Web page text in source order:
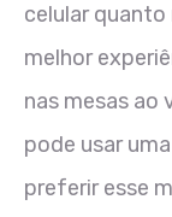
celular
melhor
nas mesas ao
pode usar
preferir esse